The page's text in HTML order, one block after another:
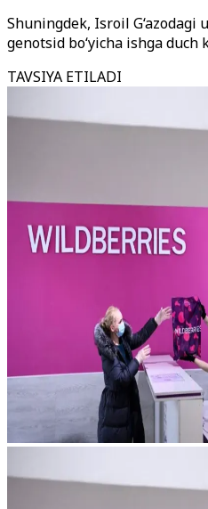
Shuningdek, Isroil G‘azodagi
genotsid bo‘yicha ishga duch
TAVSIYA ETILADI